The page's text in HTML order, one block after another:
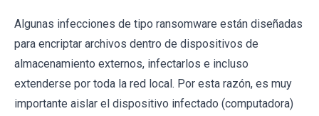
Algunas infecciones de tipo ransomware están diseñadas
para encriptar archivos dentro de dispositivos de
almacenamiento externos, infectarlos e incluso
extenderse por toda la red local. Por esta razón, es muy
importante aislar el dispositivo infectado (computadora)